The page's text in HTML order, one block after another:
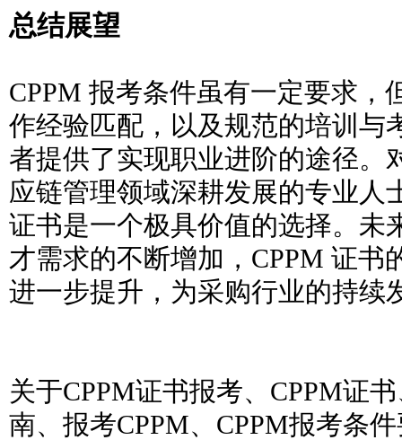
总结展望
CPPM 报考条件虽有一定要求，
作经验匹配，以及规范的培训与
者提供了实现职业进阶的途径。
应链管理领域深耕发展的专业人
证书是一个极具价值的选择。未
才需求的不断增加，CPPM 证书
进一步提升，为采购行业的持续
关于CPPM证书报考、CPPM证
南、报考CPPM、 CPPM报考条